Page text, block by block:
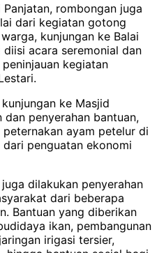
rombongan juga
dari kegiatan gotong
kunjungan ke Balai
diisi acara seremonial dan
kegiatan
ke Masjid
dan penyerahan bantuan,
ayam petelur di
penguatan ekonomi
dilakukan penyerahan
dari beberapa
Bantuan yang diberikan
ikan, pembangunan
irigasi tersier,